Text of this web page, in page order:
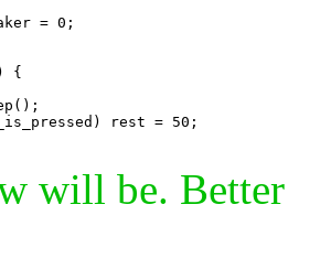
= 0;
{
rest = 50;
will be. Better